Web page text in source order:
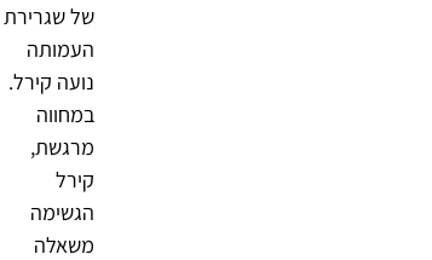
של שגרירת
העמותה
נועה קירל.
במחווה
מרגשת,
קירל
הגשימה
משאלה